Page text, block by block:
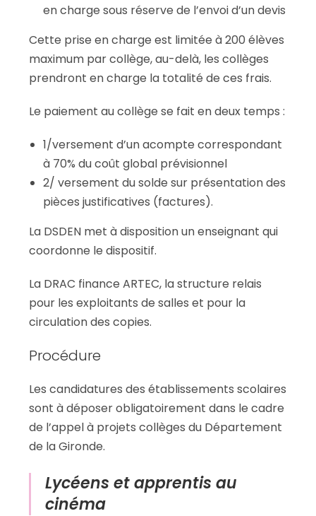
en charge sous réserve de l’envoi d’un devis
Cette prise en charge est limitée à 200 élèves
maximum par collège, au-delà, les collèges
prendront en charge la totalité de ces frais.
Le paiement au collège se fait en deux temps :
1/versement d’un acompte correspondant
à 70% du coût global prévisionnel
2/ versement du solde sur présentation des
pièces justificatives (factures).
La DSDEN met à disposition un enseignant qui
coordonne le dispositif.
La DRAC finance ARTEC, la structure relais
pour les exploitants de salles et pour la
circulation des copies.
Procédure
Les candidatures des établissements scolaires
sont à déposer obligatoirement dans le cadre
de l’appel à projets collèges du Département
de la Gironde.
Lycéens et apprentis au
cinéma